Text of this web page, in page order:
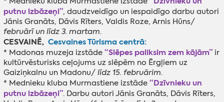
putnu izbāzeņi”, daudzveidīgo un iespaidīgo darbu autori
Jānis Granāts, Dāvis Rīters, Valdis Roze, Arnis Hūns/
februārī un līdz 3. martam.
CESVAINĒ, Cesvaines Tūrisma centrā:
* Madonas muzeja izstāde “Slēpes paliksim zem kājām” ir
kultūrvēsturisks ceļojums uz slēpēm no Ērgļiem uz
Gaiziņkalnu un Madonu/ līdz 15. februārim.
* Mednieku kluba Murmastiene izstāde “Dzīvnieku un
putnu izbāzeņi”. Darbu autori Jānis Granāts, Dāvis Rīters,